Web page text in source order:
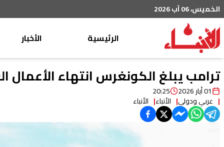
الخميس، 06 آب 2026
الرئيسية
الأخبار
محليات
خاص
ترامب يبلغ الكونغرس انتهاء الأعمال
01 أيار 2026 20:25
عربي ودولي الأنباء الأنباء